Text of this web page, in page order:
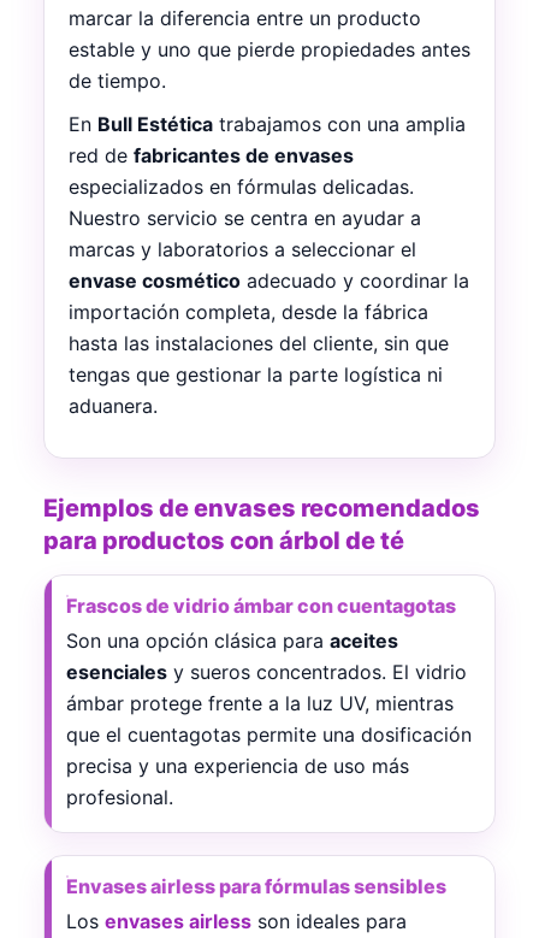
marcar la diferencia entre un producto
estable y uno que pierde propiedades antes
de tiempo.
En Bull Estética trabajamos con una amplia
red de fabricantes de envases
especializados en fórmulas delicadas.
Nuestro servicio se centra en ayudar a
marcas y laboratorios a seleccionar el
envase cosmético adecuado y coordinar la
importación completa, desde la fábrica
hasta las instalaciones del cliente, sin que
tengas que gestionar la parte logística ni
aduanera.
Ejemplos de envases recomendados
para productos con árbol de té
Frascos de vidrio ámbar con cuentagotas
Son una opción clásica para aceites
esenciales y sueros concentrados. El vidrio
ámbar protege frente a la luz UV, mientras
que el cuentagotas permite una dosificación
precisa y una experiencia de uso más
profesional.
Envases airless para fórmulas sensibles
Los envases airless son ideales para